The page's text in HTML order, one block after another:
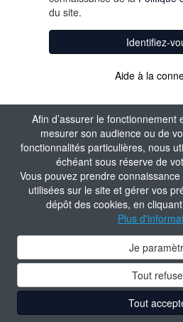
Afin d’assurer le fonctionnement
mesurer son audience ou de
fonctionnalités particulières, nous
échéant sous réserve de
Vous pouvez prendre
utilisées sur le site et gérer vos
dépôt des cookies, en
Plus
Je
Tout
Tout
du site.
Identifiez-
Aide à la